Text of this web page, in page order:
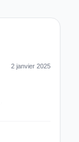
2 janvier 2025